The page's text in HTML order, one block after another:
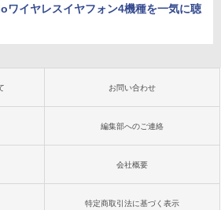
ワイヤレスイヤフォン4機種を一気に聴
お問い合わせ
編集部へのご連絡
会社概要
特定商取引法に基づく表示